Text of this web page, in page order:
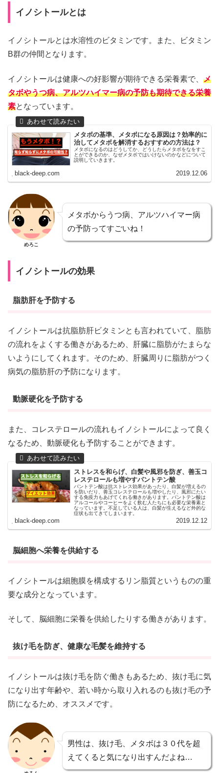
イノシトールとは
イノシトールとは水溶性のビタミンです。また、ビタミン
B群の仲間となります。
イノシトールは健康への好影響が期待できる栄養素で、 メ
タボやうつ病、アルツハイマー病の予防も期待できる栄養
素となっています。
メタボの基準、メタボになる原因は？効率的に
治してメタボを解消するおすすめの方法は？
メタボになるのはどうしてか、どうしたらメタボをなをすこ
とができるのか、なぜメタボではいけないのかなどについて
説明していきます。
black-deep.com 2019.12.06
めろこ
メタボからうつ病、アルツハイマー病
の予防ってすごいね！
イノシトールの効果
脂肪肝を予防する
イノシトールは抗脂肪肝ビタミンとも言われていて、脂肪
の流れをよくする働きがあるため、肝臓に脂肪がたまらな
いようにしてくれます。そのため、肝臓周りに脂肪がつく
病気の脂肪肝の予防になります。
動脈硬化を予防する
また、コレステロールの流れもイノシトールによって良く
なるため、動脈硬化も予防することができます。
ストレスを和らげ、白髪や風邪を防ぎ、善玉コ
レステロールも増やすパントテン酸
パントテン酸は抗ストレス効果があったり、白髪が増えるの
を防いだり、善玉コレステロールも増やしたり、風邪にたい
する免疫力もあげてくれる働きがあります。パントテン酸は
アルコールやコーヒーをよく飲む人たちにも必要な栄養素と
なっています。不足している人は、白髪が生えるなど外的な
症状も出てきてしまいます。
black-deep.com 2019.12.12
脳細胞へ栄養を供給する
イノシトールは細胞膜を構成するリン脂質というものの重
要な成分となっています。
そして、脳細胞に栄養を供給したりする働きがあります。
抜け毛を防ぎ、健康な毛髪を維持する
イノシトールは抜け毛を防ぐ働きもあるため、抜け毛に気
になり出す年齢や、若い時から取り入れるのも抜け毛の予
防になるため、オススメです。
男性は、抜け毛、メタボは３０代を超
えてくると気になり出すんだよね…